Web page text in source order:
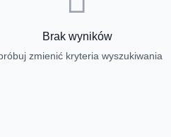
Brak wyników
zmienić kryteria wyszukiwania